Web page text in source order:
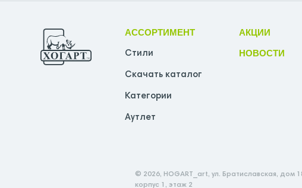
АССОРТИМЕНТ
Стили
Скачать каталог
Категории
Аутлет
АКЦИИ
НОВОСТИ
© 2026, HOGART_art, ул. Братиславская, дом
корпус 1, этаж 2